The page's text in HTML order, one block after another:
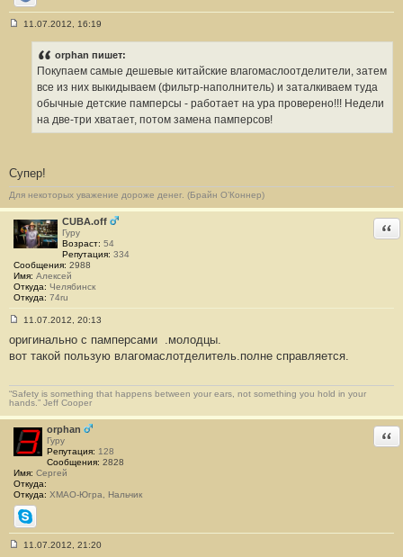
Сайт
11.07.2012, 16:19
orphan пишет:
Покупаем самые дешевые китайские влагомаслоотделители, затем
все из них выкидываем (фильтр-наполнитель) и заталкиваем туда
обычные детские памперсы - работает на ура проверено!!! Недели
на две-три хватает, потом замена памперсов!
Супер!
Для некоторых уважение дороже денег. (Брайн О’Коннер)
CUBA.off
Гуру
Возраст: 54
Репутация: 334
Сообщения: 2988
Имя: Алексей
Откуда: Челябинск
Откуда: 74ru
о
б
н
и
е
#
6
11.07.2012, 20:13
оригинально с памперсами .молодцы.
вот такой пользую влагомаслотделитель.полне справляется.
“Safety is something that happens between your ears, not something you hold in your
hands.” Jeff Cooper
orphan
Гуру
Репутация: 128
Сообщения: 2828
Имя: Сергей
Откуда:
Откуда: ХМАО-Югра, Нальчик
Skype
11.07.2012, 21:20